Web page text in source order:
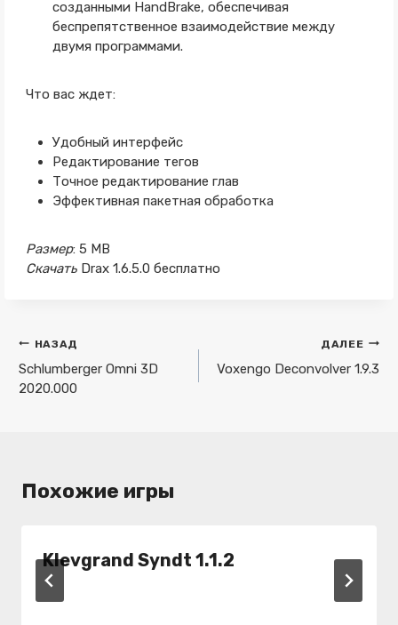
созданными HandBrake, обеспечивая
беспрепятственное взаимодействие между
двумя программами.
Что вас ждет:
Удобный интерфейс
Редактирование тегов
Точное редактирование глав
Эффективная пакетная обработка
Размер: 5 MB
Скачать Drax 1.6.5.0 бесплатно
Навигация
по
записям
НАЗАД
Schlumberger Omni 3D
2020.000
ДАЛЕЕ
Voxengo Deconvolver 1.9.3
Похожие игры
Klevgrand Syndt 1.1.2